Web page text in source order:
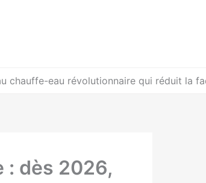
chauffe-eau révolutionnaire qui réduit la
: dès 2026,